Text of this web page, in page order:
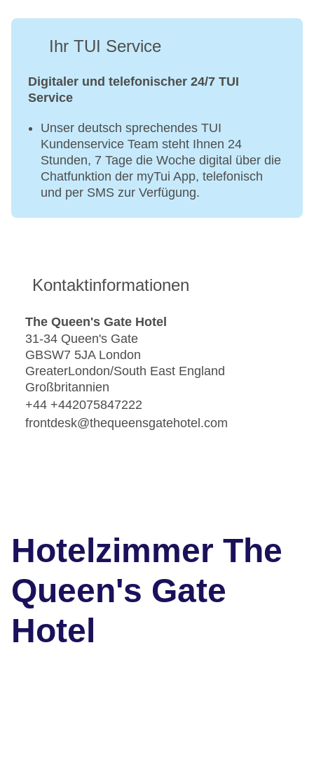
Ihr TUI Service
Digitaler und telefonischer 24/7 TUI
Service
Unser deutsch sprechendes TUI
Kundenservice Team steht Ihnen 24
Stunden, 7 Tage die Woche digital über die
Chatfunktion der myTui App, telefonisch
und per SMS zur Verfügung.
Kontaktinformationen
The Queen's Gate Hotel
31-34 Queen's Gate
GBSW7 5JA London
GreaterLondon/South East England
Großbritannien
+44 +442075847222
frontdesk@thequeensgatehotel.com
Hotelzimmer The
Queen's Gate
Hotel